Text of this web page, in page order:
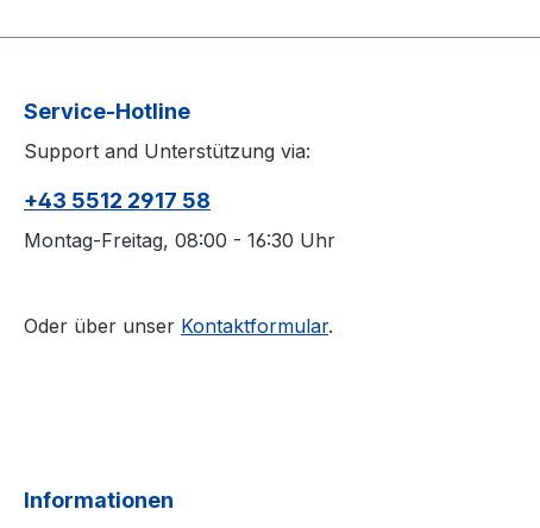
Service-Hotline
Support and Unterstützung via:
+43 5512 2917 58
Montag-Freitag, 08:00 - 16:30 Uhr
Oder über unser Kontaktformular.
Informationen